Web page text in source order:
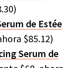
de Estée
$85.12)
Serum de